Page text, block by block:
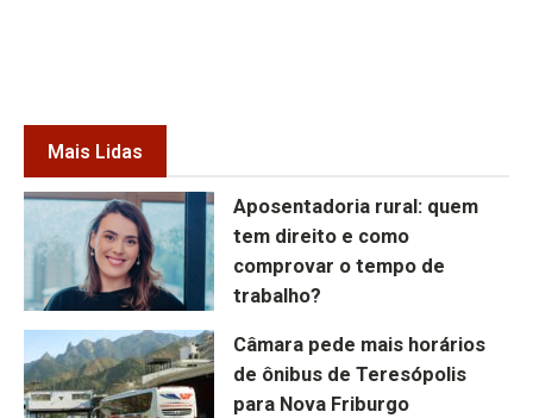
Mais Lidas
Aposentadoria rural: quem
tem direito e como
comprovar o tempo de
trabalho?
Câmara pede mais horários
de ônibus de Teresópolis
para Nova Friburgo